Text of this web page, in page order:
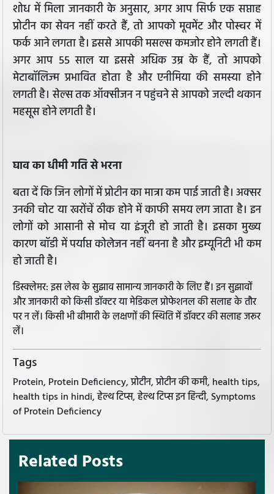
शोध में मिला जानकारी के अनुसार, अगर आप सिर्फ एक सप्ताह
प्रोटीन का सेवन नहीं करते हैं, तो आपको मूवमेंट और पोस्चर में
फर्क आने लगता है। इससे आपकी मसल्स कमजोर होने लगती हैं।
अगर आप 55 साल या इससे अधिक उम्र के हैं, तो आपको
मेटाबॉलिज्म प्रभावित होता है और एनीमिया की समस्या होने
लगती है। सेल्स तक ऑक्सीजन न पहुंचने से आपको जल्दी थकान
महसूस होने लगती है।
घाव का धीमी गति से भरना
बता दें कि जिन लोगों में प्रोटीन का मात्रा कम पाई जाती है। अक्सर
उनकी चोट या खरोंचें ठीक होने में काफी समय लग जाता है। इन
लोगों को आसानी से मोच या इंजूरी हो जाती है। इसका मुख्य
कारण बॉडी में पर्याप्त कोलेजन नहीं बनना है और इम्यूनिटी भी कम
हो जाती है।
डिस्क्लेमर: इस लेख के सुझाव सामान्य जानकारी के लिए हैं। इन सुझावों
और जानकारी को किसी डॉक्टर या मेडिकल प्रोफेशनल की सलाह के तौर
पर न लें। किसी भी बीमारी के लक्षणों की स्थिति में डॉक्टर की सलाह जरूर
लें।
Tags
Protein, Protein Deficiency, प्रोटीन, प्रोटीन की कमी, health tips,
health tips in hindi, हेल्थ टिप्स, हेल्थ टिप्स इन हिन्दी, Symptoms
of Protein Deficiency
Related Posts